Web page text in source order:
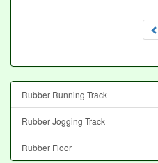
Rubber Running Track
Rubber Jogging Track
Rubber Floor